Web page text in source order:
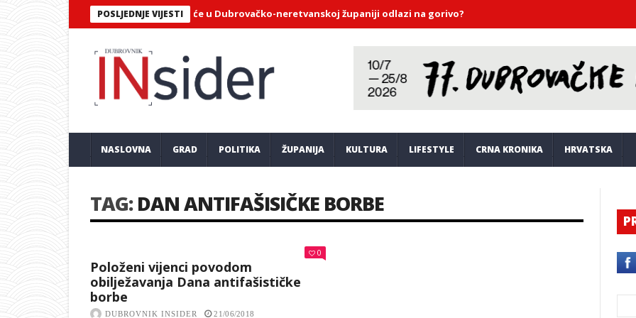
POSLJEDNJE VIJESTI
ANALIZA OTKRIVA: Koliki dio plaće u Dubrovačko-neretvanskoj županiji odlazi na gorivo? Sve je spremno za spektakl na Neretvi:
NASLOVNA GRAD POLITIKA ŽUPANIJA KULTURA LIFESTYLE CRNA KRONIKA HRVATSKA
TAG:DAN ANTIFAŠISIČKE BORBE
0
Položeni vijenci povodom
obilježavanja Dana antifašističke
borbe
DUBROVNIK INSIDER 21/06/2018